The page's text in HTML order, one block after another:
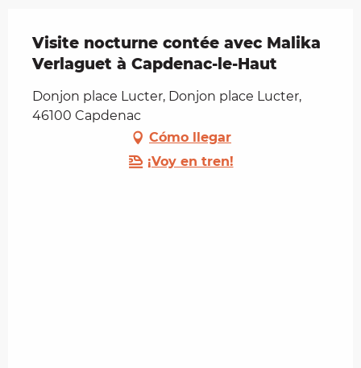
Visite nocturne contée avec Malika
Verlaguet à Capdenac-le-Haut
Donjon place Lucter, Donjon place Lucter,
46100 Capdenac
Cómo llegar
¡Voy en tren!